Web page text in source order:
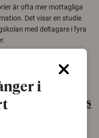
är ofta mer mottagliga
Det visar en studie
med deltagare i fyra
var Sveriges
i